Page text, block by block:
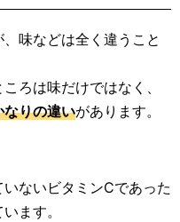
味などは全く違うこと
ろは味だけではなく、
なりの違いがあります。
ないビタミンCであった
ます。